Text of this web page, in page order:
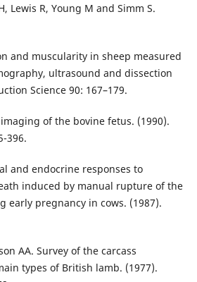
Lewis R, Young M and Simm S.
and muscularity in sheep measured
ultrasound and dissection
Science 90: 167–179.
of the bovine fetus. (1990).
396.
and endocrine responses to
induced by manual rupture of the
early pregnancy in cows. (1987).
AA. Survey of the carcass
types of British lamb. (1977).